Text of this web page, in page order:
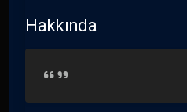
Hakkında